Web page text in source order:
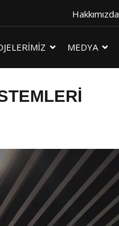
Hakkımızda
MEDYA